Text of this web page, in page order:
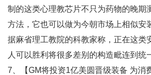
制的这类心理教芯片不只为药物的晚期
方法，它也可以做为今朝市场上相似安
据麻省理工教院的科教家称，正在这类
人可以胜利将很多差别的构造毗连到统
7、【GM将投资1亿美圆晋级装备 为消